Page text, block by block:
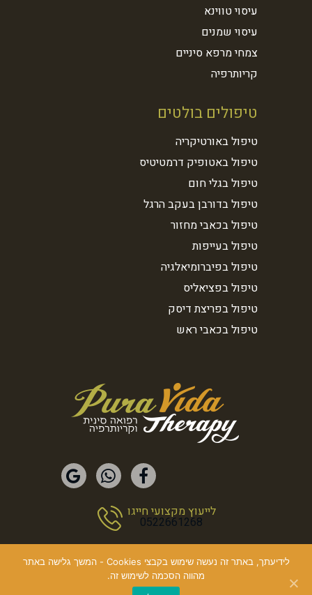
עיסוי טווינא
עיסוי שמנים
צמחי מרפא סיניים
קריותרפיה
טיפולים בולטים
טיפול באורטיקריה
טיפול באטופיק דרמטיטיס
טיפול בגלי חום
טיפול בדורבן בעקב הרגל
טיפול בכאבי מחזור
טיפול בעייפות
טיפול בפיברומיאלגיה
טיפול בפציאליס
טיפול בפריצת דיסק
טיפול בכאבי ראש
לייעוץ מקצועי חייגו
0522661268
© כל הזכויות שמורות Pura Vida
לידיעתך, באתר זה נעשה שימוש בקבצי Cookies - המשך גלישה באתר
מהווה הסכמה לשימוש זה.